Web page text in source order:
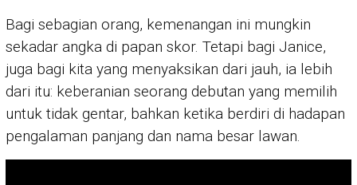
Bagi sebagian orang, kemenangan ini mungkin
sekadar angka di papan skor. Tetapi bagi Janice,
juga bagi kita yang menyaksikan dari jauh, ia lebih
dari itu: keberanian seorang debutan yang memilih
untuk tidak gentar, bahkan ketika berdiri di hadapan
pengalaman panjang dan nama besar lawan.